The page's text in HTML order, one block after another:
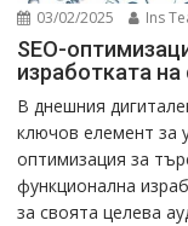
03/02/2025 Ins
SEO-
изработката на
В днешния
ключов елемент за
оптимизация за
функционална
за своята целева